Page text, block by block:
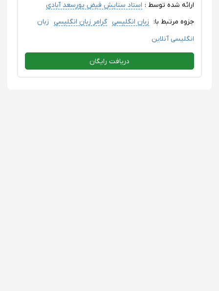
ارائه شده توسط : استاد ستایش فیض پورسعد آبادی
جزوه مرتبط با: زبان انگلیسی گرامر زبان انگلیسی
زبان
انگلیسی آنلاین
دریافت رایگان